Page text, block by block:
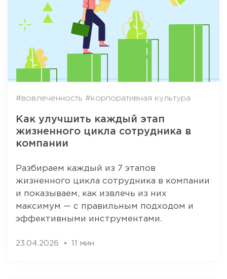
#вовлеченность #корпоративная культура
Как улучшить каждый этап
жизненного цикла сотрудника в
компании
Разбираем каждый из 7 этапов
жизненного цикла сотрудника в компании
и показываем, как извлечь из них
максимум — с правильным подходом и
эффективными инструментами.
23.04.2026 11 мин